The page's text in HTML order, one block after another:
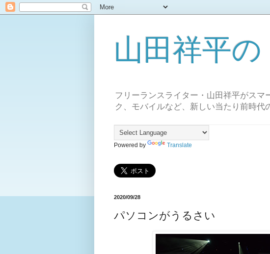
山田祥平
フリーランスライター・山田祥平がス
ク、モバイルなど、新しい当たり前時代
Powered by Translate
2020/09/28
パソコンがうるさい